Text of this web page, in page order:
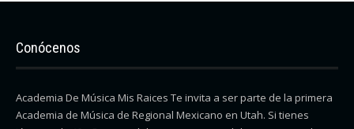
Conócenos
Academia De Música Mis Raices Te invita a ser parte de la primera
Academia de Música de Regional Mexicano en Utah. Si tienes